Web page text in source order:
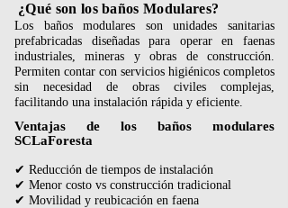
¿Qué son los baños Modulares?
Los baños modulares son unidades sanitarias
prefabricadas diseñadas para operar en faenas
industriales, mineras y obras de construcción.
Permiten contar con servicios higiénicos completos
sin necesidad de obras civiles complejas,
facilitando una instalación rápida y eficiente.
Ventajas de los baños modulares
SCLaForesta
✔ Reducción de tiempos de instalación
✔ Menor costo vs construcción tradicional
✔ Movilidad y reubicación en faena